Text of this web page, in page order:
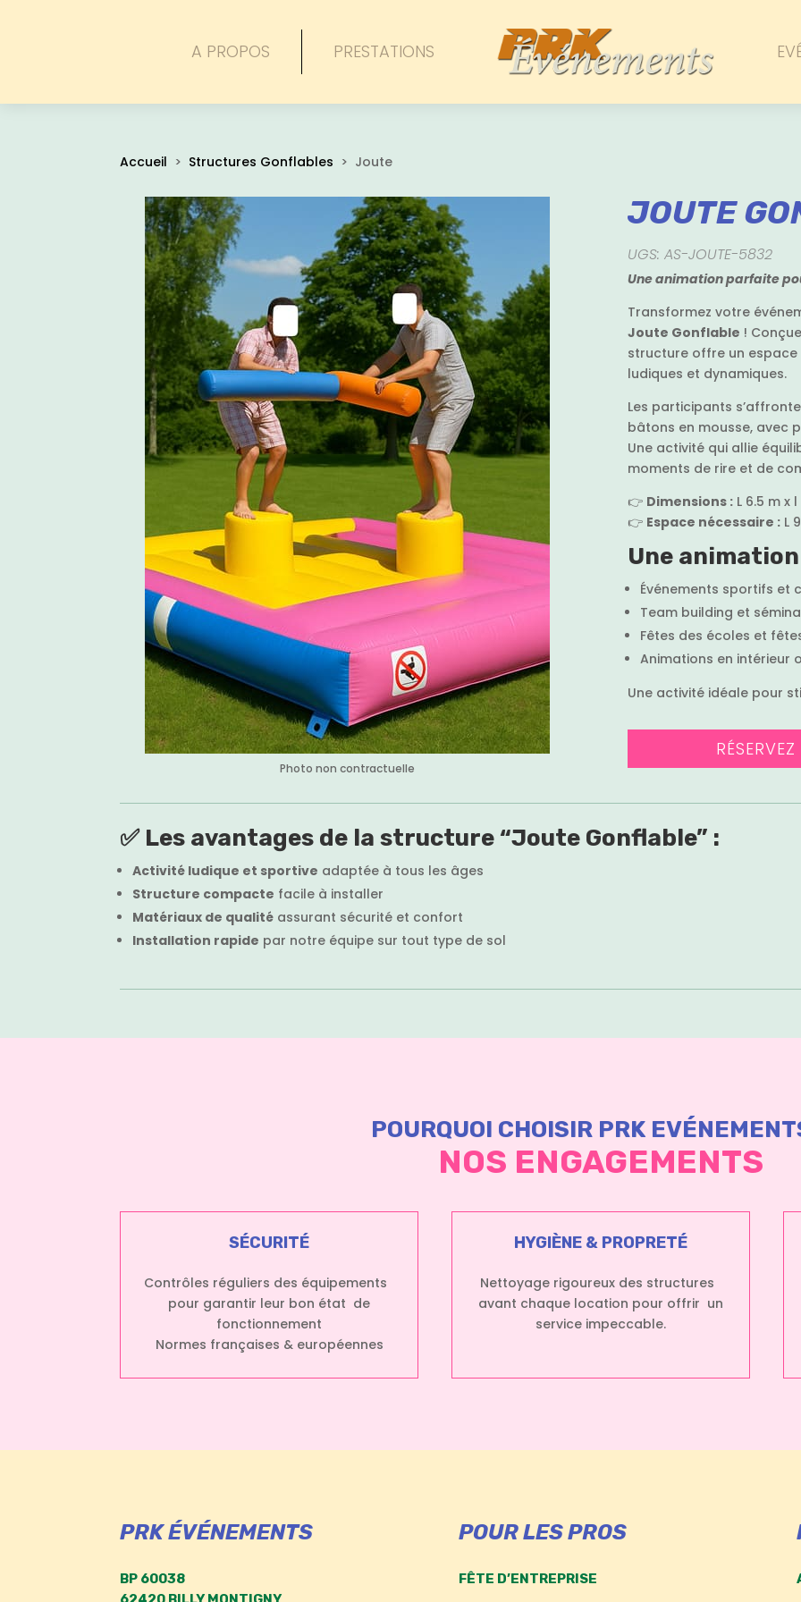
A PROPOS PRESTATIONS
Accueil > Structures Gonflables > Joute
Photo non contractuelle
JOUTE
UGS: AS-JOUTE-5832
Une animation parfaite
Transformez votre
Joute Gonflable !
structure offre un
ludiques et dynamiques.
Les participants
bâtons en mousse, avec
Une activité qui allie
moments de rire et de
👉 Dimensions : L 6.5 m x
👉 Espace nécessaire : L
Une
Événements sportifs et
Team building et
Fêtes des écoles et
Animations en intérieur
Une activité idéale pour
✅ Les avantages de la structure “Joute Gonflable” :
Activité ludique et sportive adaptée à tous les âges
Structure compacte facile à installer
Matériaux de qualité assurant sécurité et confort
Installation rapide par notre équipe sur tout type de sol
POURQUOI CHOISIR PRK
NOS ENGAGEMENTS
SÉCURITÉ
Contrôles réguliers des équipements
pour garantir leur bon état de
fonctionnement
Normes françaises & européennes
HYGIÈNE & PROPRETÉ
Nettoyage rigoureux des structures
avant chaque location pour offrir un
service impeccable.
PRK ÉVÉNEMENTS
BP 60038
POUR LES PROS
FÊTE D’ENTREPRISE